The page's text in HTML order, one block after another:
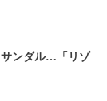
サンダル…「リゾ